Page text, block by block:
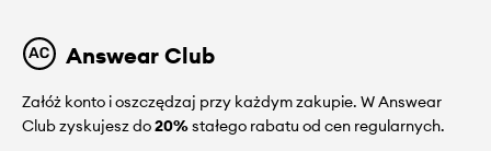
Answear Club
Załóż konto i oszczędzaj przy każdym zakupie. W Answear
Club zyskujesz do20%stałego rabatu od cen regularnych.